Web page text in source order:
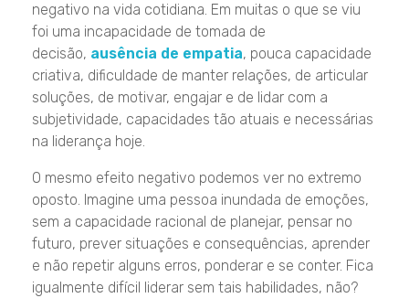
negativo na vida cotidiana. Em muitas o que se viu
foi uma incapacidade de tomada de
decisão, ausência de empatia, pouca capacidade
criativa, dificuldade de manter relações, de articular
soluções, de motivar, engajar e de lidar com a
subjetividade, capacidades tão atuais e necessárias
na liderança hoje.
O mesmo efeito negativo podemos ver no extremo
oposto. Imagine uma pessoa inundada de emoções,
sem a capacidade racional de planejar, pensar no
futuro, prever situações e consequências, aprender
e não repetir alguns erros, ponderar e se conter. Fica
igualmente difícil liderar sem tais habilidades, não?